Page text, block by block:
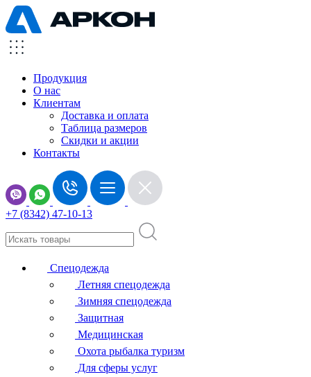
Продукция
О нас
Клиентам
Доставка и оплата
Таблица размеров
Скидки и акции
Контакты
+7 (8342) 47-10-13
Спецодежда
Летняя спецодежда
Зимняя спецодежда
Защитная
Медицинская
Охота рыбалка туризм
Для сферы услуг